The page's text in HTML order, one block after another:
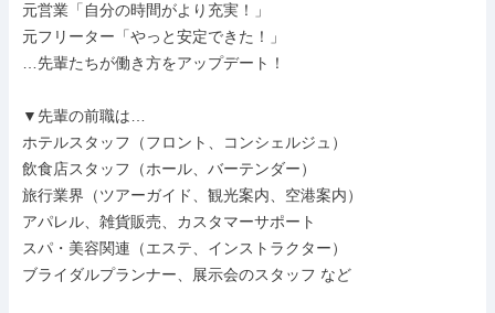
元営業「自分の時間がより充実！」
元フリーター「やっと安定できた！」
…先輩たちが働き方をアップデート！
▼先輩の前職は…
ホテルスタッフ（フロント、コンシェルジュ）
飲食店スタッフ（ホール、バーテンダー）
旅行業界（ツアーガイド、観光案内、空港案内）
アパレル、雑貨販売、カスタマーサポート
スパ・美容関連（エステ、インストラクター）
ブライダルプランナー、展示会のスタッフ など